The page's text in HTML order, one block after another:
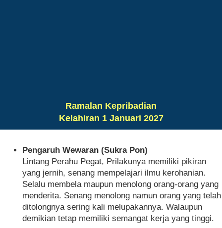
Ramalan Kepribadian
Kelahiran 1 Januari 2027
Pengaruh Wewaran (Sukra Pon)
Lintang Perahu Pegat, Prilakunya memiliki pikiran
yang jernih, senang mempelajari ilmu kerohanian.
Selalu membela maupun menolong orang-orang yang
menderita. Senang menolong namun orang yang telah
ditolongnya sering kali melupakannya. Walaupun
demikian tetap memiliki semangat kerja yang tinggi.